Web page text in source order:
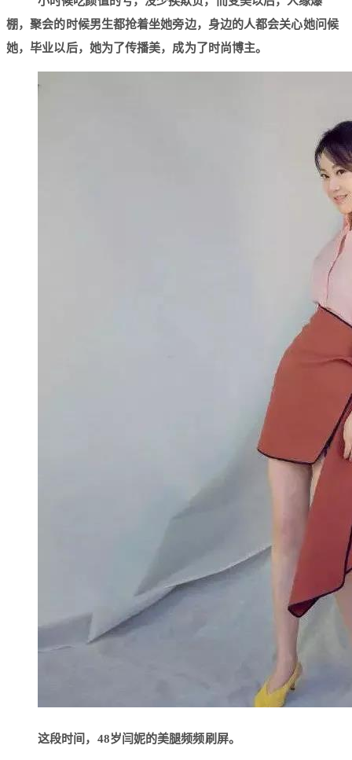
棚，聚会的时候男生都抢着坐她旁边，身边的人都会关心她问候
她，毕业以后，她为了传播美，成为了时尚博主。
这段时间，48岁闫妮的美腿频频刷屏。